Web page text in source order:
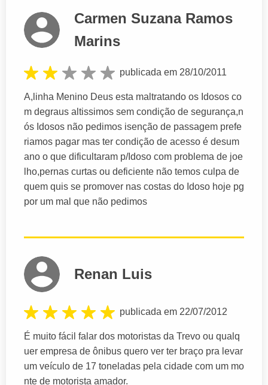
Carmen Suzana Ramos
Marins
publicada em 28/10/2011
A,linha Menino Deus esta maltratando os Idosos co
m degraus altissimos sem condição de segurança,n
ós Idosos não pedimos isenção de passagem prefe
riamos pagar mas ter condição de acesso é desum
ano o que dificultaram p/Idoso com problema de joe
lho,pernas curtas ou deficiente não temos culpa de
quem quis se promover nas costas do Idoso hoje pg
por um mal que não pedimos
Renan Luis
publicada em 22/07/2012
É muito fácil falar dos motoristas da Trevo ou qualq
uer empresa de ônibus quero ver ter braço pra levar
um veículo de 17 toneladas pela cidade com um mo
nte de motorista amador.